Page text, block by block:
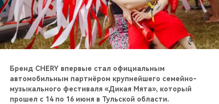
CHERY И СПОРТ
НАШИ МЕРОПРИЯТИЯ
ВИДЕООБЗОРЫ
CHERY ДЛЯ ДЕТЕЙ
Бренд CHERY впервые стал официальным
автомобильным партнёром крупнейшего семейно-
музыкального фестиваля «Дикая Мята», который
прошел с 14 по 16 июня в Тульской области.